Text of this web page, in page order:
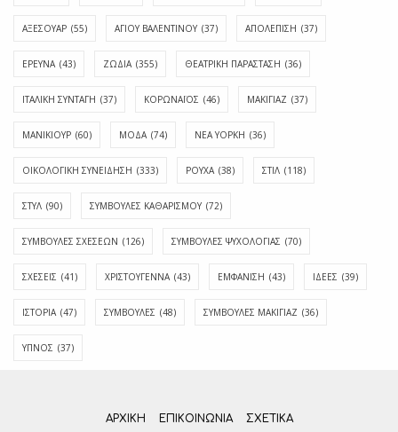
ΑΞΕΣΟΥΑΡ (55) ΑΓΊΟΥ ΒΑΛΕΝΤΊΝΟΥ (37) ΑΠΟΛΈΠΙΣΗ (37)
ΕΡΕΥΝΑ (43) ΖΩΔΙΑ (355) ΘΕΑΤΡΙΚΗ ΠΑΡΑΣΤΑΣΗ (36)
ΙΤΑΛΙΚΗ ΣΥΝΤΑΓΗ (37) ΚΟΡΩΝΑΪΟΣ (46) ΜΑΚΙΓΙΑΖ (37)
ΜΑΝΙΚΙΟΥΡ (60) ΜΟΔΑ (74) ΝΕΑ ΥΟΡΚΗ (36)
ΟΙΚΟΛΟΓΙΚΗ ΣΥΝΕΙΔΗΣΗ (333) ΡΟΥΧΑ (38) ΣΤΙΛ (118)
ΣΤΥΛ (90) ΣΥΜΒΟΥΛΕΣ ΚΑΘΑΡΙΣΜΟΥ (72)
ΣΥΜΒΟΥΛΕΣ ΣΧΕΣΕΩΝ (126) ΣΥΜΒΟΥΛΕΣ ΨΥΧΟΛΟΓΙΑΣ (70)
ΣΧΕΣΕΙΣ (41) ΧΡΙΣΤΟΥΓΕΝΝΑ (43) ΕΜΦΆΝΙΣΗ (43) ΙΔΈΕΣ (39)
ΙΣΤΟΡΊΑ (47) ΣΥΜΒΟΥΛΈΣ (48) ΣΥΜΒΟΥΛΈΣ ΜΑΚΙΓΙΆΖ (36)
ΎΠΝΟΣ (37)
ΑΡΧΙΚΗ ΕΠΙΚΟΙΝΩΝΊΑ ΣΧΕΤΙΚΆ